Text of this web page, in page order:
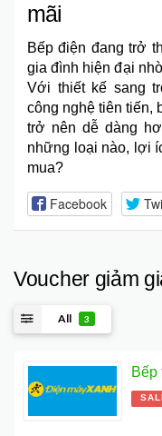
mãi
Bếp điện đang trở
gia đình hiện đại
Với thiết kế sang
công nghệ tiên tiến,
trở nên dễ dàng
những loại nào, lợi
mua?
Facebook
Voucher giảm
All 3
Bếp